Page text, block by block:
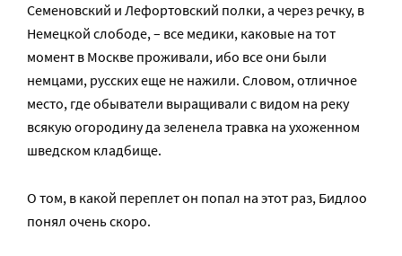
Семеновский и Лефортовский полки, а через речку, в
Немецкой слободе, – все медики, каковые на тот
момент в Москве проживали, ибо все они были
немцами, русских еще не нажили. Словом, отличное
место, где обыватели выращивали с видом на реку
всякую огородину да зеленела травка на ухоженном
шведском кладбище.
О том, в какой переплет он попал на этот раз, Бидлоо
понял очень скоро.